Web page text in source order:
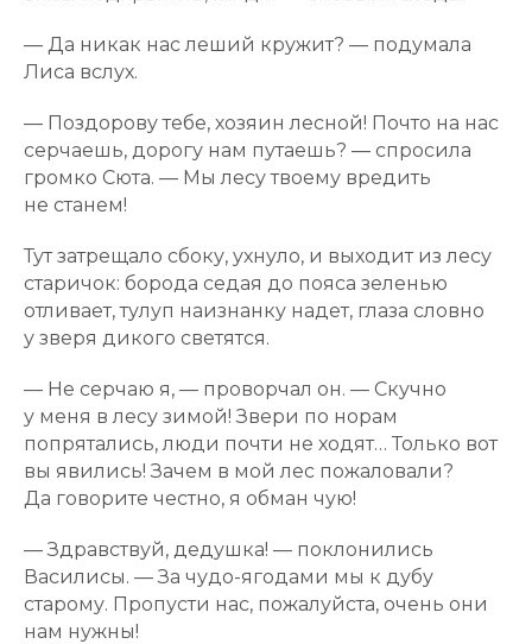
— Да никак нас леший кружит? — подумала
Лиса вслух.
— Поздорову тебе, хозяин лесной! Почто на нас
серчаешь, дорогу нам путаешь? — спросила
громко Сюта. — Мы лесу твоему вредить
не станем!
Тут затрещало сбоку, ухнуло, и выходит из лесу
старичок: борода седая до пояса зеленью
отливает, тулуп наизнанку надет, глаза словно
у зверя дикого светятся.
— Не серчаю я, — проворчал он. — Скучно
у меня в лесу зимой! Звери по норам
попрятались, люди почти не ходят… Только вот
вы явились! Зачем в мой лес пожаловали?
Да говорите честно, я обман чую!
— Здравствуй, дедушка! — поклонились
Василисы. — За чудо-ягодами мы к дубу
старому. Пропусти нас, пожалуйста, очень они
нам нужны!